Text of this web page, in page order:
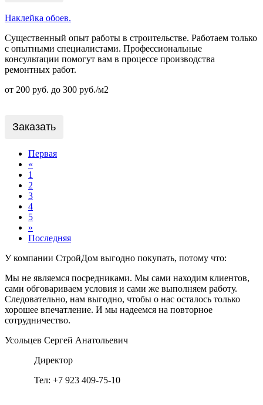
Наклейка обоев.
Существенный опыт работы в строительстве. Работаем только
с опытными специалистами. Профессиональные
консультации помогут вам в процессе производства
ремонтных работ.
от 200 руб. до 300 руб./м2
Заказать
Первая
«
1
2
3
4
5
»
Последняя
У компании СтройДом выгодно покупать, потому что:
Мы не являемся посредниками. Мы сами находим клиентов,
сами обговариваем условия и сами же выполняем работу.
Следовательно, нам выгодно, чтобы о нас осталось только
хорошее впечатление. И мы надеемся на повторное
сотрудничество.
Усольцев Сергей Анатольевич
Директор
Тел: +7 923 409-75-10